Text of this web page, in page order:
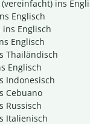
ins
Englisch
ins Englisch
Englisch
Thailändisch
Englisch
Indonesisch
Cebuano
Russisch
Italienisch